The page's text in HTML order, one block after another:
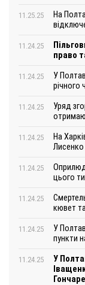
11.25.25
На
11.24.25
право
11.24.25
У
річного
11.24.25
Уряд
11.24.25
На
Лисенко
11.24.25
цього
11.24.25
кювет
11.24.25
У
пункти
11.24.25
У